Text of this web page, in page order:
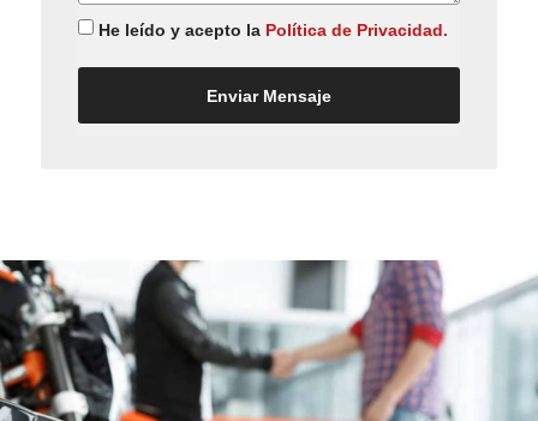
He leído y acepto la Política de Privacidad.
Enviar Mensaje